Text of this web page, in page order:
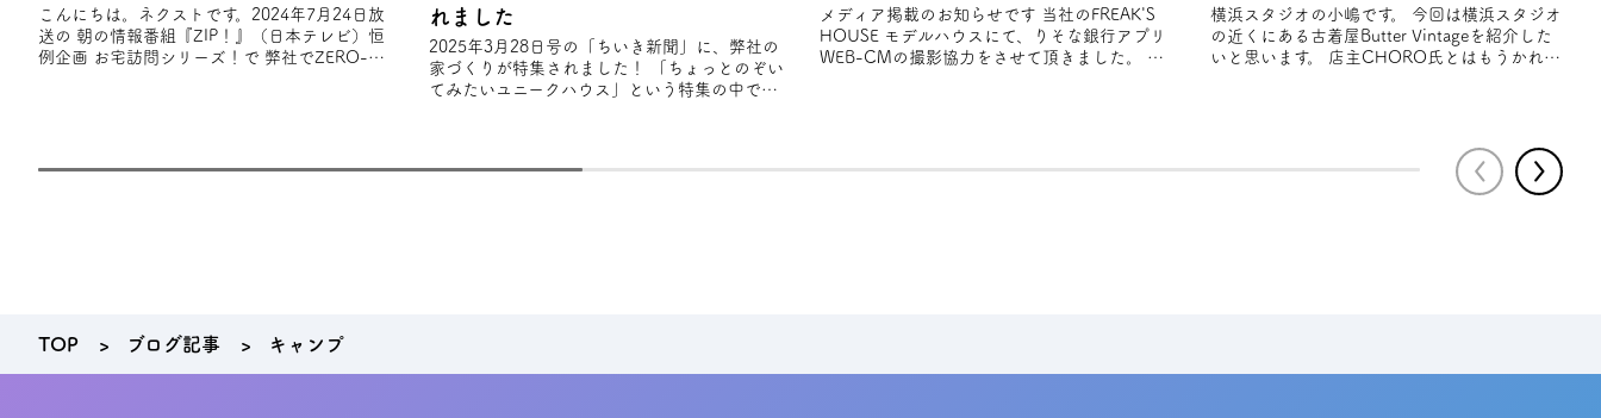
こんにちは。ネクストです。2024年7月24日放
送の 朝の情報番組『ZIP！』（日本テレビ）恒
例企画 お宅訪問シリーズ！で 弊社でZERO-
れました
2025年3月28日号の「ちいき新聞」に、弊社の
家づくりが特集されました！ 「ちょっとのぞい
てみたいユニークハウス」という特集の中で、
メディア掲載のお知らせです 当社のFREAK'S
HOUSE モデルハウスにて、りそな銀⾏アプリ
WEB-CMの撮影協力をさせて頂きました。 春
横浜スタジオの小嶋です。 今回は横浜スタジオ
の近くにある古着屋Butter Vintageを紹介した
いと思います。 店主CHORO氏とはもうかれこ
TOP ブログ記事 キャンプ